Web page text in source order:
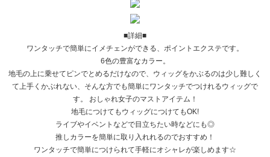
■詳細■
ワンタッチで簡単にイメチェンができる、ポイントエクステです。
6色の豊富なカラー。
地毛の上に乗せてピンでとめるだけなので、ウィッグをかぶるのは少し難しく
て上手くかぶれない、そんな方でも簡単にワンタッチでつけれるウィッグで
す。 おしゃれ女子のマストアイテム！
地毛につけてもウィッグにつけてもOK!
ライブやイベントなどで目立ちたい時などにも◎
推しカラーを簡単に取り入れれるのでおすすめ！
ワンタッチで簡単につけられて手軽にオシャレが楽しめます☆